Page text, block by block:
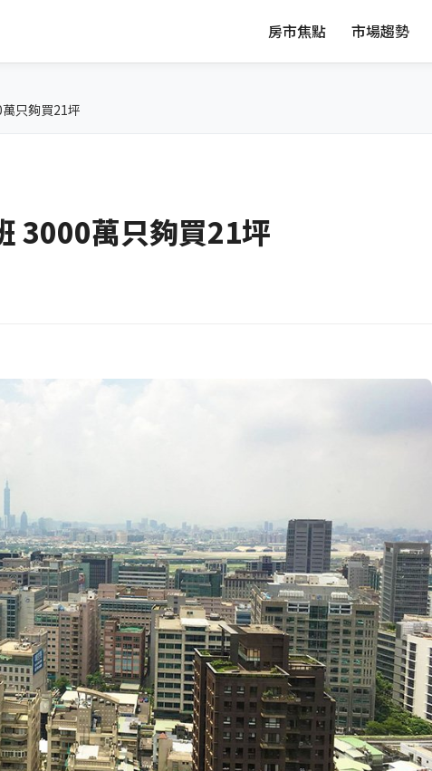
房市焦點 市場趨勢
只夠買21坪
3000萬只夠買21坪